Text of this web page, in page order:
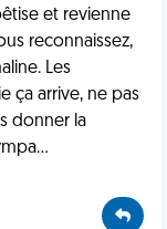
et revienne
reconnaissez,
Les
ça arrive, ne pas
donner la